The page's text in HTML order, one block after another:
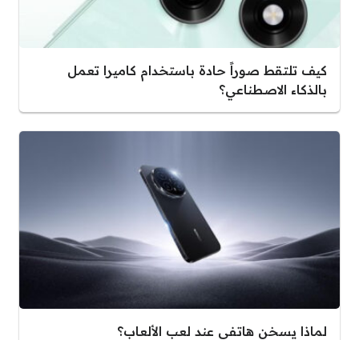
كيف تلتقط صوراً حادة باستخدام كاميرا تعمل
بالذكاء الاصطناعي؟
لماذا يسخن هاتفي عند لعب الألعاب؟